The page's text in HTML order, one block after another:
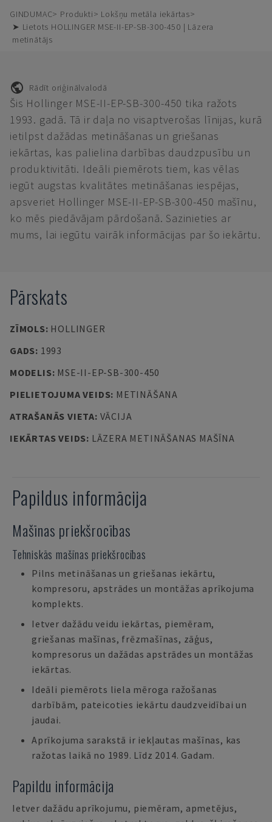
GINDUMAC Produkti
Lokšņu metāla iekārtas
➤ Lietots HOLLINGER MSE-II-EP-SB-300-450 | Lāzera
metinātājs
Rādīt oriģinālvalodā
Šis Hollinger MSE-II-EP-SB-300-450 tika ražots
1993. gadā. Tā ir daļa no visaptverošas līnijas, kurā
ietilpst dažādas metināšanas un griešanas
iekārtas, kas palielina darbības daudzpusību un
produktivitāti. Ideāli piemērots tiem, kas vēlas
iegūt augstas kvalitātes metināšanas iespējas,
apsveriet Hollinger MSE-II-EP-SB-300-450 mašīnu,
ko mēs piedāvājam pārdošanā. Sazinieties ar
mums, lai iegūtu vairāk informācijas par šo iekārtu.
Pārskats
ZĪMOLS: HOLLINGER
GADS: 1993
MODELIS: MSE-II-EP-SB-300-450
PIELIETOJUMA VEIDS: METINĀŠANA
ATRAŠANĀS VIETA: VĀCIJA
IEKĀRTAS VEIDS: LĀZERA METINĀŠANAS MAŠĪNA
Papildus informācija
Mašīnas priekšrocības
Tehniskās mašīnas priekšrocības
Pilns metināšanas un griešanas iekārtu,
kompresoru, apstrādes un montāžas aprīkojuma
komplekts.
Ietver dažādu veidu iekārtas, piemēram,
griešanas mašīnas, frēzmašīnas, zāģus,
kompresorus un dažādas apstrādes un montāžas
iekārtas.
Ideāli piemērots liela mēroga ražošanas
darbībām, pateicoties iekārtu daudzveidībai un
jaudai.
Aprīkojuma sarakstā ir iekļautas mašīnas, kas
ražotas laikā no 1989. Līdz 2014. Gadam.
Papildu informācija
Ietver dažādu aprīkojumu, piemēram, apmetējus,